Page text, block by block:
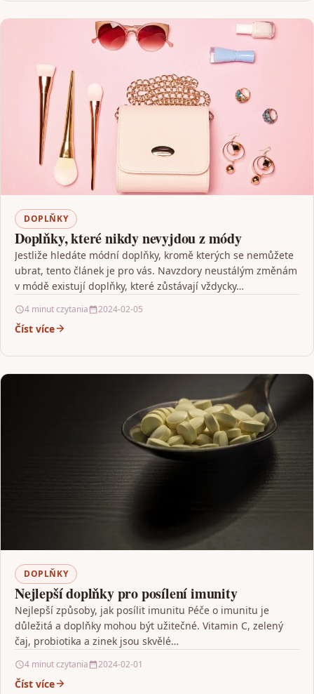
DOPLŇKY
Doplňky, které nikdy nevyjdou z módy
Jestliže hledáte módní doplňky, kromě kterých se nemůžete
ubrat, tento článek je pro vás. Navzdory neustálým změnám
v módě existují doplňky, které zůstávají vždycky…
4 minut czytania 2024-02-05
Číst více
DOPLŇKY
Nejlepší doplňky pro posílení imunity
Nejlepší způsoby, jak posílit imunitu Péče o imunitu je
důležitá a doplňky mohou být užitečné. Vitamin C, zelený
čaj, probiotika a zinek jsou skvělé…
4 minut czytania 2024-02-01
Číst více